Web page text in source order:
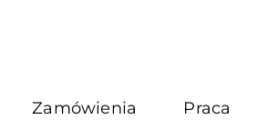
Zamówienia Praca